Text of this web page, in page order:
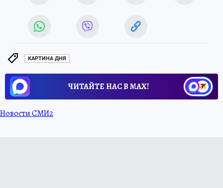
КАРТИНА ДНЯ
ЧИТАЙТЕ НАС В МАХ!
Новости СМИ2